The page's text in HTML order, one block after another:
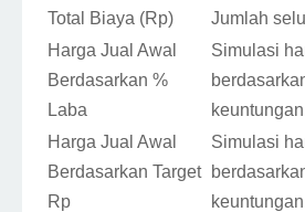
Total Biaya (Rp)
Jumlah
Harga Jual Awal
Berdasarkan %
Laba
Simulasi
Harga Jual Awal
Berdasarkan Target
Rp
Simulasi